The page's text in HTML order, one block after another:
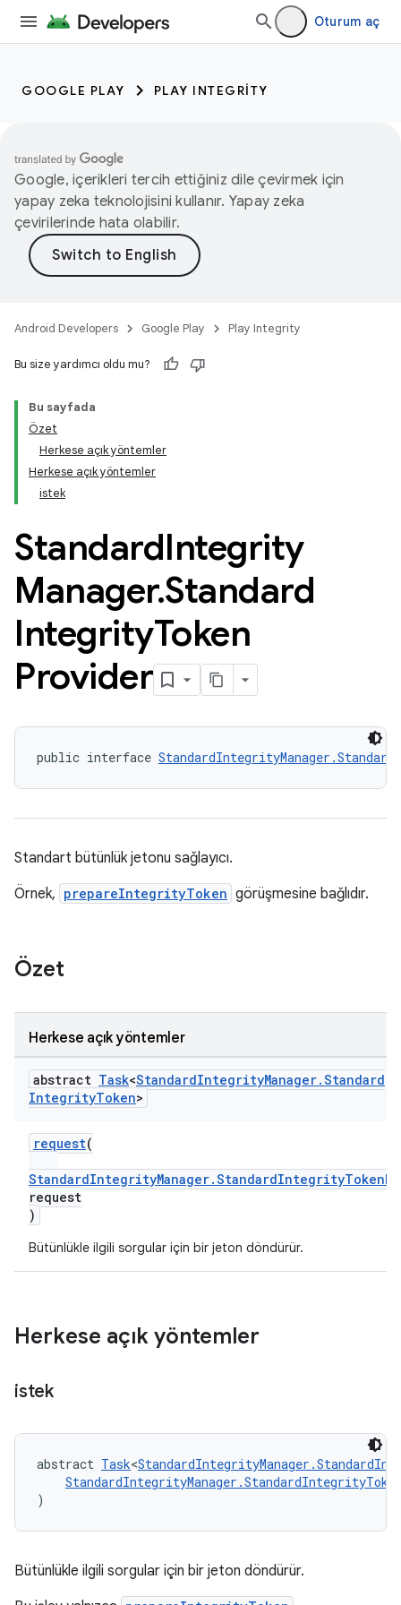
Oturum aç
GOOGLE PLAY PLAY INTEGRITY
Google, içerikleri tercih ettiğiniz dile çevirmek için
yapay zeka teknolojisini kullanır. Yapay zeka
çevirilerinde hata olabilir.
Android Developers Google Play Play Integrity
Bu size yardımcı oldu mu?
Bu sayfada
Özet
Herkese açık yöntemler
Herkese açık yöntemler
istek
StandardIntegrity
Manager.Standard
IntegrityToken
Provider
public interface
Standart bütünlük jetonu sağlayıcı.
Örnek, prepareIntegrityToken görüşmesine bağlıdır.
Özet
Herkese açık yöntemler
abstract Task<StandardIntegrityManager.Standard
IntegrityToken>
request(
request
)
Bütünlükle ilgili sorgular için bir jeton döndürür.
Herkese açık yöntemler
istek
abstract Task<
)
Bütünlükle ilgili sorgular için bir jeton döndürür.